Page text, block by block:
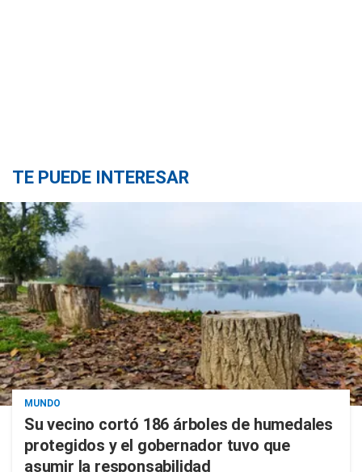
TE PUEDE INTERESAR
MUNDO
Su vecino cortó 186 árboles de humedales
protegidos y el gobernador tuvo que
asumir la responsabilidad